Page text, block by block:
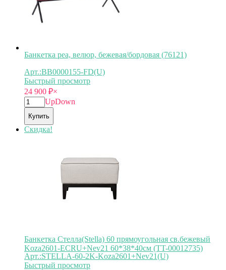
Банкетка pea, велюр, бежевая/бордовая (76121)
Арт.:BB0000155-FD(U)
Быстрый просмотр
24 900 ₽×
UpDown
Купить
Скидка!
Банкетка Стелла(Stella) 60 прямоугольная св.бежевый
Koza2601-ECRU+Nev21 60*38*40см (TT-00012735)
Арт.:STELLA-60-2K-Koza2601+Nev21(U)
Быстрый просмотр